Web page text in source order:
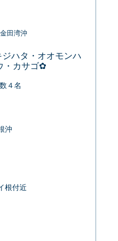
金田湾沖
ハタ・オオモンハ
・カサゴ✿
４名
沖
根付近